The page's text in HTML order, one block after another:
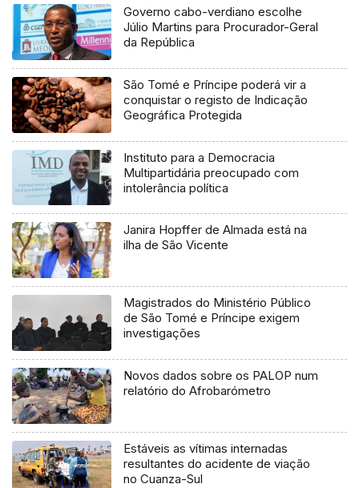
Governo cabo-verdiano escolhe
Júlio Martins para Procurador-Geral
da República
São Tomé e Príncipe poderá vir a
conquistar o registo de Indicação
Geográfica Protegida
Instituto para a Democracia
Multipartidária preocupado com
intolerância política
Janira Hopffer de Almada está na
ilha de São Vicente
Magistrados do Ministério Público
de São Tomé e Príncipe exigem
investigações
Novos dados sobre os PALOP num
relatório do Afrobarómetro
Estáveis as vítimas internadas
resultantes do acidente de viação
no Cuanza-Sul